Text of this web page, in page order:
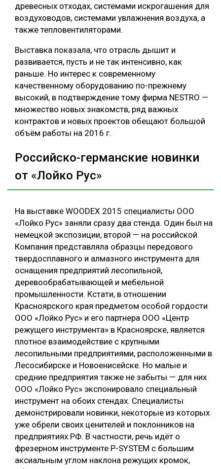
древесных отходах, системами искрогашения для
воздуховодов, системами увлажнения воздуха, а
также тепловентиляторами.
Выставка показала, что отрасль дышит и
развивается, пусть и не так интенсивно, как
раньше. Но интерес к современному
качественному оборудованию по-прежнему
высокий, в подтверждение тому фирма NESTRO —
множество новых знакомств, ряд важных
контрактов и новых проектов обещают большой
объём работы на 2016 г.
Российско-германские новинки
от «Лойко Рус»
На выставке WOODEX 2015 специалисты ООО
«Лойко Рус» заняли сразу два стенда. Один был на
немецкой экспозиции, второй — на российской.
Компания представляла образцы передового
твердосплавного и алмазного инструмента для
оснащения предприятий лесопильной,
деревообрабатывающей и мебельной
промышленности. Кстати, в отношении
Красноярского края предметом особой гордости
ООО «Лойко Рус» и его партнера ООО «Центр
режущего инструмента» в Красноярске, является
плотное взаимодействие с крупными
лесопильными предприятиями, расположенными в
Лесосибирске и Новоенисейске. Но малые и
средние предприятия также не забыты — для них
ООО «Лойко Рус» экспонировало специальный
инструмент на обоих стендах. Специалисты
демонстрировали новинки, некоторые из которых
уже обрели своих ценителей и поклонников на
предприятиях РФ. В частности, речь идёт о
фрезерном инструменте Р-SYSTEM с большим
аксиальным углом наклона режущих кромок,